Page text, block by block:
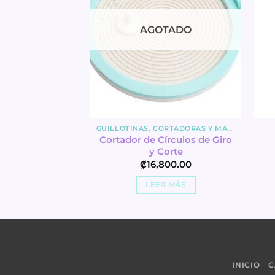
AGOTADO
GUILLOTINAS, CORTADORAS Y MATS
Cortador de Círculos de Giro
y Corte
₡16,800.00
LEER MÁS
INICIO